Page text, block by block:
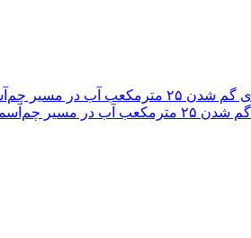
تا اصفهان!